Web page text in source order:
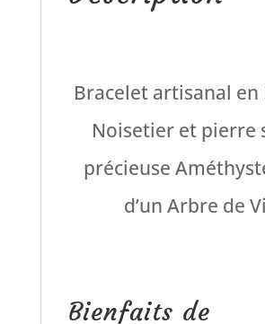
Bracelet artisanal en
Noisetier et pierre
précieuse
d’un Arbre de
Bienfaits de